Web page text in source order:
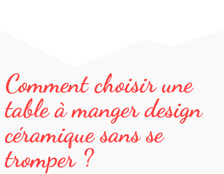
Comment choisir une
table à manger design
céramique sans se
tromper ?